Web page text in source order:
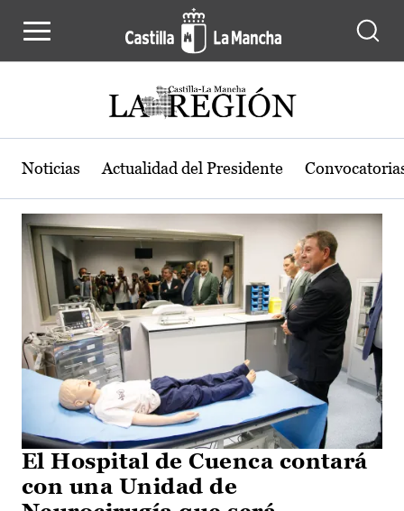
Actualidad de la región de Castilla-
Noticias Actualidad del Presidente
El Hospital de Cuenca contará
con una Unidad de